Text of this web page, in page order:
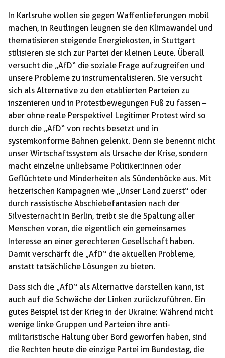
In Karlsruhe wollen sie gegen Waffenlieferungen mobil
machen, in Reutlingen leugnen sie den Klimawandel und
thematisieren steigende Energiekosten, in Stuttgart
stilisieren sie sich zur Partei der kleinen Leute. Überall
versucht die „AfD“ die soziale Frage aufzugreifen und
unsere Probleme zu instrumentalisieren. Sie versucht
sich als Alternative zu den etablierten Parteien zu
inszenieren und in Protestbewegungen Fuß zu fassen –
aber ohne reale Perspektive! Legitimer Protest wird so
durch die „AfD“ von rechts besetzt und in
systemkonforme Bahnen gelenkt. Denn sie benennt nicht
unser Wirtschaftssystem als Ursache der Krise, sondern
macht einzelne unliebsame Politiker:innen oder
Geflüchtete und Minderheiten als Sündenböcke aus. Mit
hetzerischen Kampagnen wie „Unser Land zuerst“ oder
durch rassistische Abschiebefantasien nach der
Silvesternacht in Berlin, treibt sie die Spaltung aller
Menschen voran, die eigentlich ein gemeinsames
Interesse an einer gerechteren Gesellschaft haben.
Damit verschärft die „AfD“ die aktuellen Probleme,
anstatt tatsächliche Lösungen zu bieten.
Dass sich die „AfD“ als Alternative darstellen kann, ist
auch auf die Schwäche der Linken zurückzuführen. Ein
gutes Beispiel ist der Krieg in der Ukraine: Während nicht
wenige linke Gruppen und Parteien ihre anti-
militaristische Haltung über Bord geworfen haben, sind
die Rechten heute die einzige Partei im Bundestag, die